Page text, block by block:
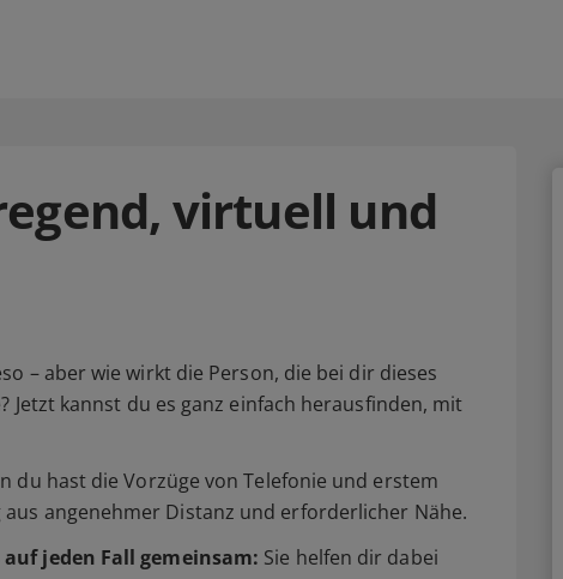
virtuell und
– aber wie wirkt die Person, die bei dir dieses
Jetzt kannst du es ganz einfach herausfinden, mit
du hast die Vorzüge von Telefonie und erstem
angenehmer Distanz und erforderlicher Nähe.
jeden Fall gemeinsam: Sie helfen dir dabei